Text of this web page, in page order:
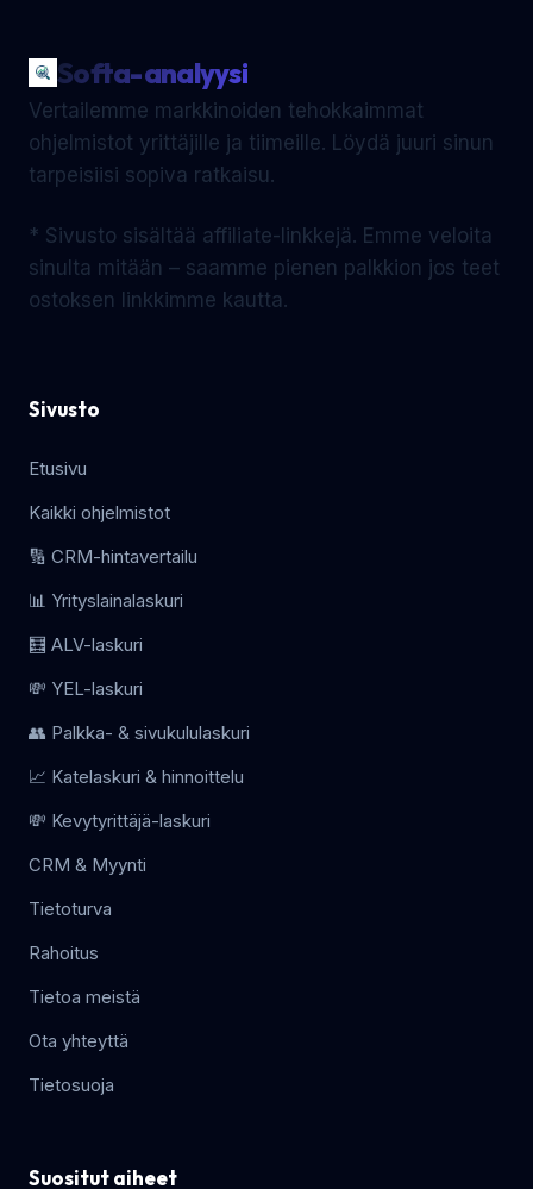
Softa-analyysi
Vertailemme markkinoiden tehokkaimmat
ohjelmistot yrittäjille ja tiimeille. Löydä juuri sinun
tarpeisiisi sopiva ratkaisu.
* Sivusto sisältää affiliate-linkkejä. Emme veloita
sinulta mitään – saamme pienen palkkion jos teet
ostoksen linkkimme kautta.
Sivusto
Etusivu
Kaikki ohjelmistot
🔢 CRM-hintavertailu
📊 Yrityslainalaskuri
🧮 ALV-laskuri
💸 YEL-laskuri
👥 Palkka- & sivukululaskuri
📈 Katelaskuri & hinnoittelu
💸 Kevytyrittäjä-laskuri
CRM & Myynti
Tietoturva
Rahoitus
Tietoa meistä
Ota yhteyttä
Tietosuoja
Suositut aiheet